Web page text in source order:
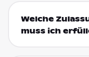
Welche
muss ich